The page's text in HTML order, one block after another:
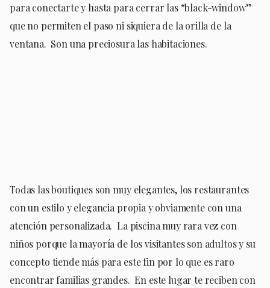
para conectarte y hasta para cerrar las “black-window”
que no permiten el paso ni siquiera de la orilla de la
ventana. Son una preciosura las habitaciones.
Todas las boutiques son muy elegantes, los restaurantes
con un estilo y elegancia propia y obviamente con una
atención personalizada. La piscina muy rara vez con
niños porque la mayoría de los visitantes son adultos y su
concepto tiende más para este fin por lo que es raro
encontrar familias grandes. En este lugar te reciben con